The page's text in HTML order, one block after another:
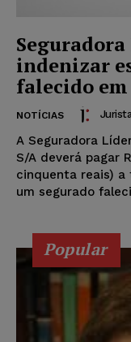
indenizar
falecido
NOTÍCIAS
A Seguradora
S/A deverá pagar
cinquenta reais) a
um segurado
Popular